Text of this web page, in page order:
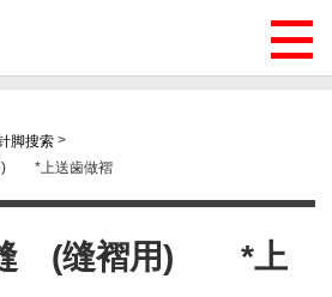
脚搜索 >
) *上送歯做褶
(缝褶用) *上